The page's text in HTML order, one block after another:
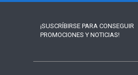
¡SUSCRÍBIRSE PARA CONSEGUIR
PROMOCIONES Y NOTICIAS!